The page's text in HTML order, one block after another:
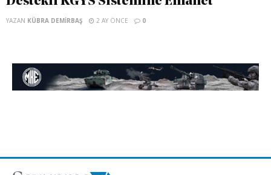
YAZAN KÜBRA DEMIRBAŞ 2 AY ÖNCE 0